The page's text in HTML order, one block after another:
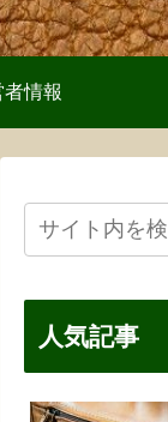
者情報
人気記事